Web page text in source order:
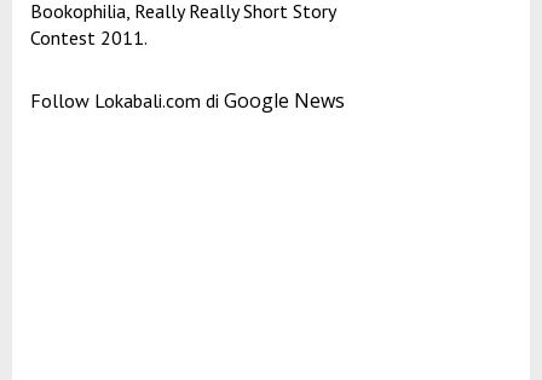
Bookophilia, Really Really Short Story
Contest 2011.
Follow Lokabali.com di Google News